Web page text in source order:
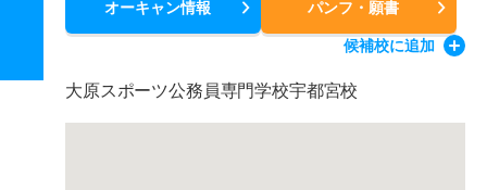
オーキャン情報 パンフ・願書
候補校に追加
大原スポーツ公務員専門学校宇都宮校